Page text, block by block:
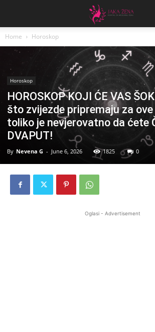
Home Horoskop
Horoskop
HOROSKOP KOJI ĆE VAS
što zvijezde pripremaju za
toliko je nevjerovatno da ćete
DVAPUT!
By Nevena G - June 6, 2026 1825 0
Oglasi - Advertisement